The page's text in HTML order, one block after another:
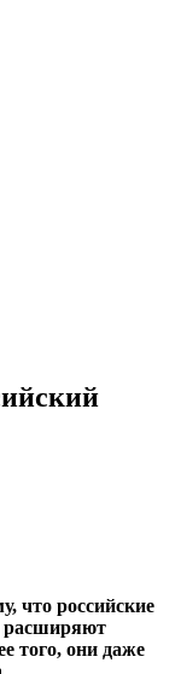
что российские
расширяют
того, они даже